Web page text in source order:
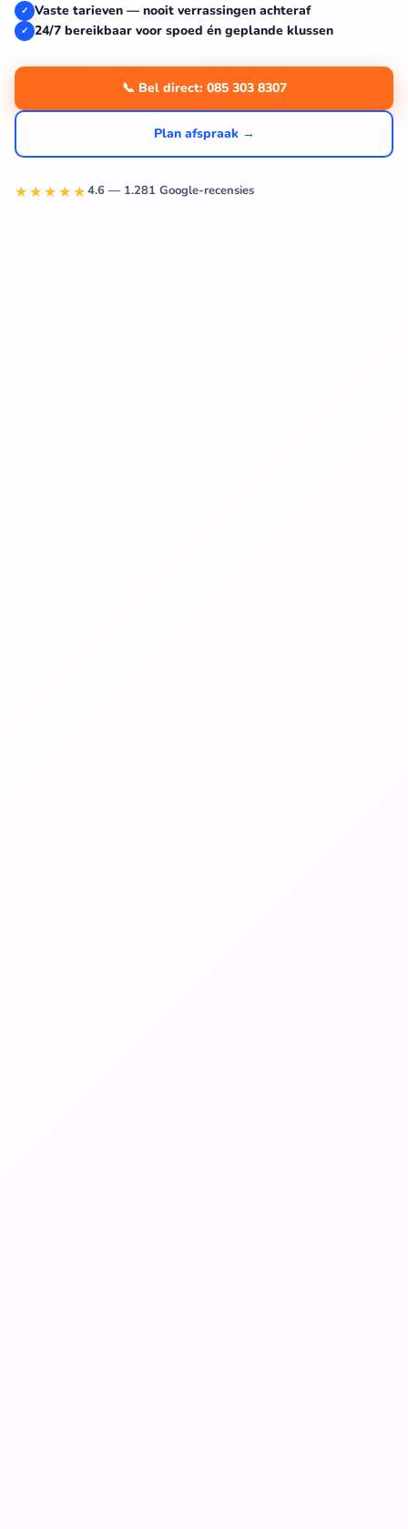
✓ Vaste tarieven — nooit verrassingen achteraf
✓ 24/7 bereikbaar voor spoed én geplande klussen
📞 Bel direct: 085 303 8307
Plan afspraak →
★★★★★4.6 — 1.281 Google-recensies